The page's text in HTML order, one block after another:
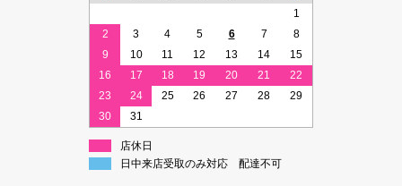
1
2
3 4 5 6 7
8
9
10 11 12 13 14
15
16
17 18 19 20 21
22
23
24 25 26 27 28
29
30
31
店休日
日中来店受取のみ対応 配達不可